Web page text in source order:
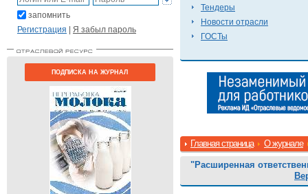
запомнить
Регистрация | Я забыл пароль
ПОДПИСКА НА ЖУРНАЛ
Тендеры
Новости отрасли
ГОСТы
Главная страница О журнале
"Расширенная